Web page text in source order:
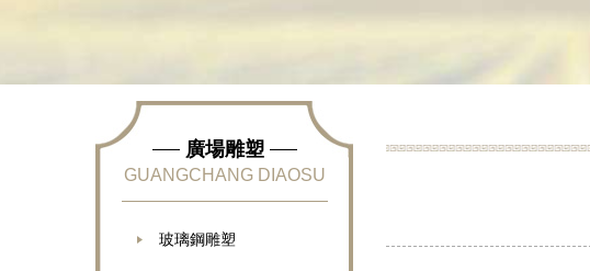
廣場雕塑
GUANGCHANG DIAOSU
玻璃鋼雕塑